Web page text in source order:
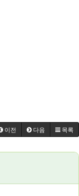
이전 다음 목록